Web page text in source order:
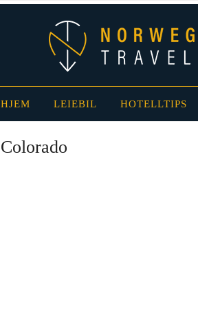
HJEM LEIEBIL HOTELLTIPS
Colorado